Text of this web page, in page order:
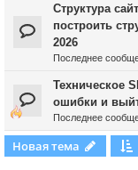
Структура
построить
2026
Последнее
Техническое
ошибки и
Последнее
Новая тема